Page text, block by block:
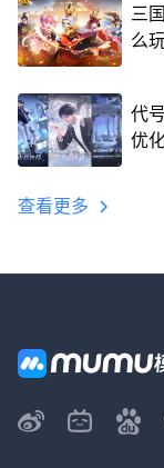
三
么
代
优
查看更多